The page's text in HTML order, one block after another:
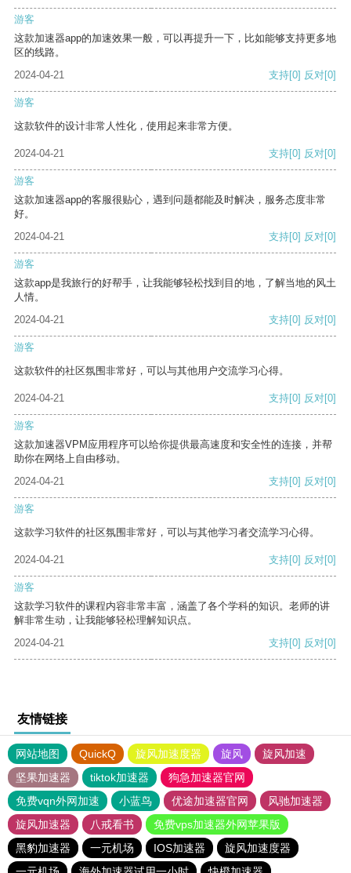
游客
这款加速器app的加速效果一般，可以再提升一下，比如能够支持更多地
区的线路。
2024-04-21
支持[0] 反对[0]
游客
这款软件的设计非常人性化，使用起来非常方便。
2024-04-21 支持[0] 反对[0]
游客
这款加速器app的客服很贴心，遇到问题都能及时解决，服务态度非常
好。
2024-04-21
支持[0] 反对[0]
游客
这款app是我旅行的好帮手，让我能够轻松找到目的地，了解当地的风土
人情。
2024-04-21
支持[0] 反对[0]
游客
这款软件的社区氛围非常好，可以与其他用户交流学习心得。
2024-04-21 支持[0] 反对[0]
游客
这款加速器VPM应用程序可以给你提供最高速度和安全性的连接，并帮
助你在网络上自由移动。
2024-04-21
支持[0] 反对[0]
游客
这款学习软件的社区氛围非常好，可以与其他学习者交流学习心得。
2024-04-21 支持[0] 反对[0]
游客
这款学习软件的课程内容非常丰富，涵盖了各个学科的知识。老师的讲
解非常生动，让我能够轻松理解知识点。
2024-04-21
支持[0] 反对[0]
友情链接
网站地图 QuickQ 旋风加速度器 旋风
旋风加速
坚果加速器
tiktok加速器
狗急加速器官网
免费vqn外网加速
小蓝鸟 优途加速器官网
风驰加速器
旋风加速器
八戒看书
免费vps加速器外网苹果版
黑豹加速器
一元机场 IOS加速器
旋风加速度器